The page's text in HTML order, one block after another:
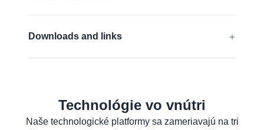
Zistite viac
Downloads and links
Formulár bezpečnostných údajov pre
materiál
Technológie vo vnútri
Naše technologické platformy sa zameriavajú na tri